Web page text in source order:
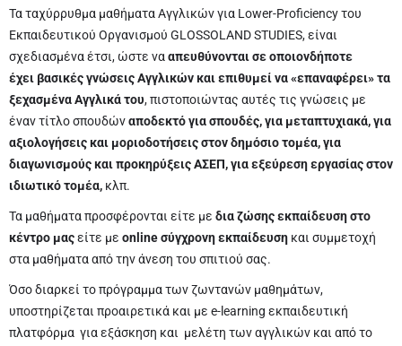
Τα ταχύρρυθμα μαθήματα Αγγλικών για Lower-Proficiency του
Εκπαιδευτικού Οργανισμού GLOSSOLAND STUDIES, είναι
σχεδιασμένα έτσι, ώστε νααπευθύνονται σε οποιονδήποτε
έχει βασικές γνώσεις Αγγλικών και επιθυμεί να «επαναφέρει» τα
ξεχασμένα Αγγλικά του, πιστοποιώντας αυτές τις γνώσεις με
έναν τίτλο σπουδώναποδεκτό για σπουδές, για μεταπτυχιακά, για
αξιολογήσεις και μοριοδοτήσεις στον δημόσιο τομέα, για
διαγωνισμούς και προκηρύξεις ΑΣΕΠ, για εξεύρεση εργασίας στον
ιδιωτικό τομέα, κλπ.
Τα μαθήματα προσφέρονται είτε με δια ζώσης εκπαίδευση στο
κέντρο μαςείτε με online σύγχρονη εκπαίδευση και συμμετοχή
στα μαθήματα από την άνεση του σπιτιού σας.
Όσο διαρκεί το πρόγραμμα των ζωντανών μαθημάτων,
υποστηρίζεται προαιρετικά και με e-learning εκπαιδευτική
πλατφόρμα για εξάσκηση και μελέτη των αγγλικών και από το